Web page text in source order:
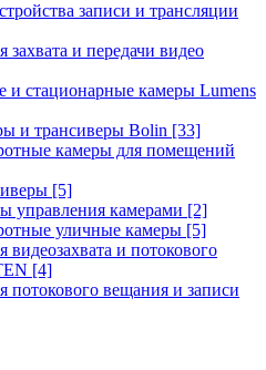
записи и трансляции
захвата и передачи видео
и стационарные камеры Lumens
и трансиверы Bolin [33]
камеры для помещений
[5]
управления камерами [2]
уличные камеры [5]
видеозахвата и потокового
[4]
потокового вещания и записи